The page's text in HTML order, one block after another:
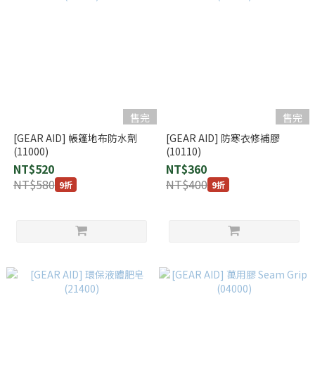
售完
[GEAR AID] 帳篷地布防水劑
(11000)
NT$520
NT$580 9折
售完
[GEAR AID] 防寒衣修補膠
(10110)
NT$360
NT$400 9折